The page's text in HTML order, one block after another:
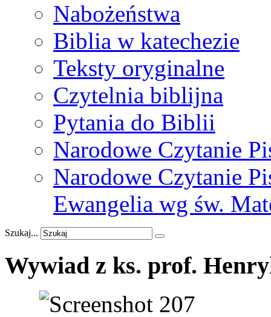
Nabożeństwa
Biblia w katechezie
Teksty oryginalne
Czytelnia biblijna
Pytania do Biblii
Narodowe Czytanie
Narodowe Czytanie
Ewangelia wg św.
Szukaj...
Wywiad z ks. prof.